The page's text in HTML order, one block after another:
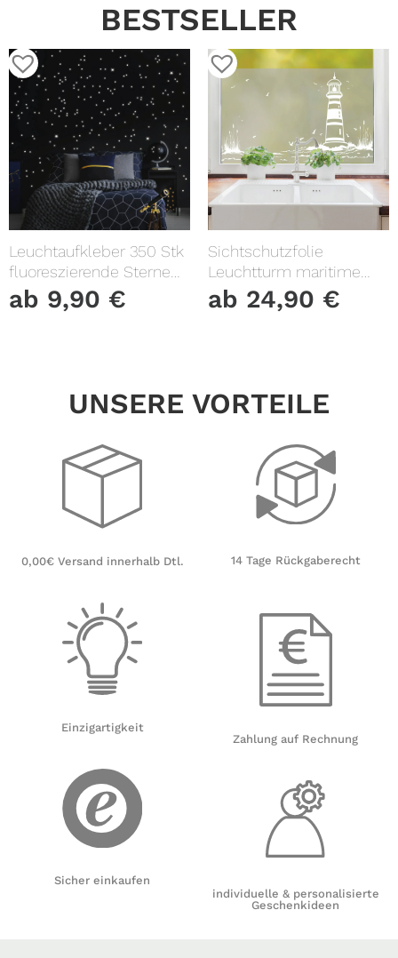
BESTSELLER
Leuchtaufkleber 350 Stk
fluoreszierende Sterne
und Punkte leuchten im
Dunklen Kinderzimmer
ab 9,90 €
Sichtschutzfolie
Leuchtturm maritime
Fensterfolie Fensterdeko
Milchglasfolie
ab 24,90 €
UNSERE VORTEILE
0,00€ Versand innerhalb Dtl.
Einzigartigkeit
Sicher einkaufen
14 Tage Rückgaberecht
Zahlung auf Rechnung
individuelle & personalisierte
Geschenkideen